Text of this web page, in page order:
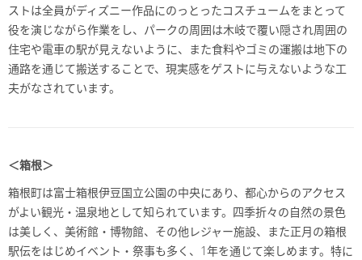
ストは全員がディズニー作品にのっとったコスチュームをまとって
役を演じながら作業をし、パークの周囲は木岐で覆い隠され周囲の
住宅や電車の駅が見えないように、また食料やゴミの運搬は地下の
通路を通じて搬送することで、現実感をゲストに与えないような工
夫がなされています。
＜箱根＞
箱根町は富士箱根伊豆国立公園の中央にあり、都心からのアクセス
がよい観光・温泉地として知られています。四季折々の自然の景色
は美しく、美術館・博物館、その他レジャー施設、また正月の箱根
駅伝をはじめイベント・祭事も多く、1年を通じて楽しめます。特に